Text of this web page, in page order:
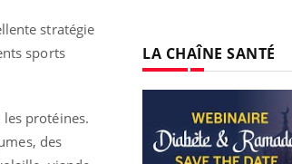
stratégie
sports
protéines.
des
LA CHAÎNE SANTÉ